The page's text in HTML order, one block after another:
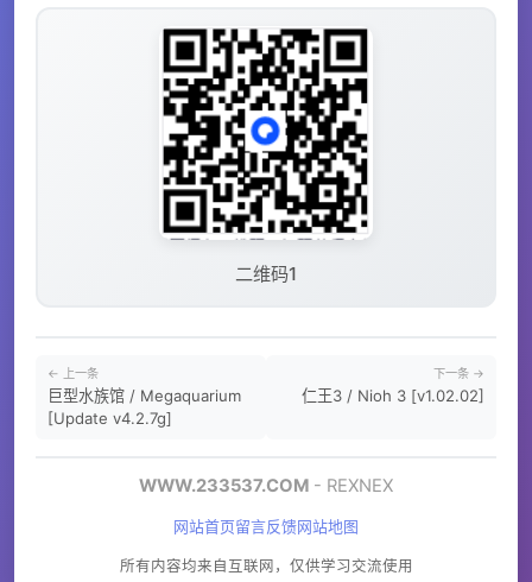
二维码1
← 上一条
巨型水族馆 / Megaquarium
[Update v4.2.7g]
下一条 →
仁王3 / Nioh 3 [v1.02.02]
WWW.233537.COM - REXNEX
网站首页留言反馈网站地图
所有内容均来自互联网，仅供学习交流使用